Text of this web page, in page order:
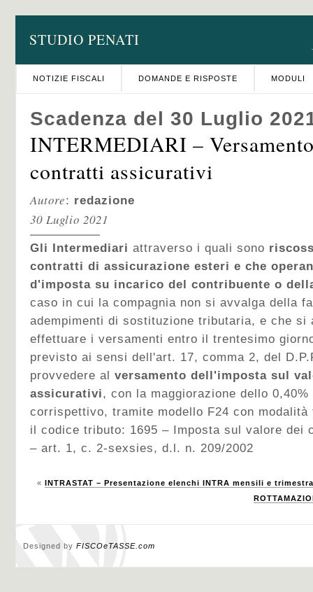
STUDIO PENATI
NOTIZIE FISCALI DOMANDE E RISPOSTE MODULI
Scadenza del 30 Luglio
INTERMEDIARI –
contratti assicurativi
Autore: redazione
30 Luglio 2021
Gli Intermediari attraverso i quali sono
contratti di assicurazione esteri e che
d'imposta su incarico del contribuente o
caso in cui la compagnia non si avvalga della
adempimenti di sostituzione tributaria, e che si
effettuare i versamenti entro il trentesimo
previsto ai sensi dell'art. 17, comma 2, del
provvedere al versamento dell'imposta sul
assicurativi, con la maggiorazione dello
corrispettivo, tramite modello F24 con
il codice tributo: 1695 – Imposta sul valore dei
– art. 1, c. 2-sexsies, d.l. n. 209/2002
« INTRASTAT – Presentazione elenchi INTRA mensili e
Designed by FISCOeTASSE.com